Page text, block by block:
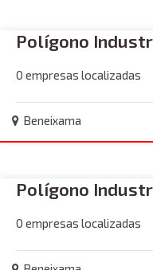
Polígono
0 empresas localizadas
Beneixama
Polígono
0 empresas localizadas